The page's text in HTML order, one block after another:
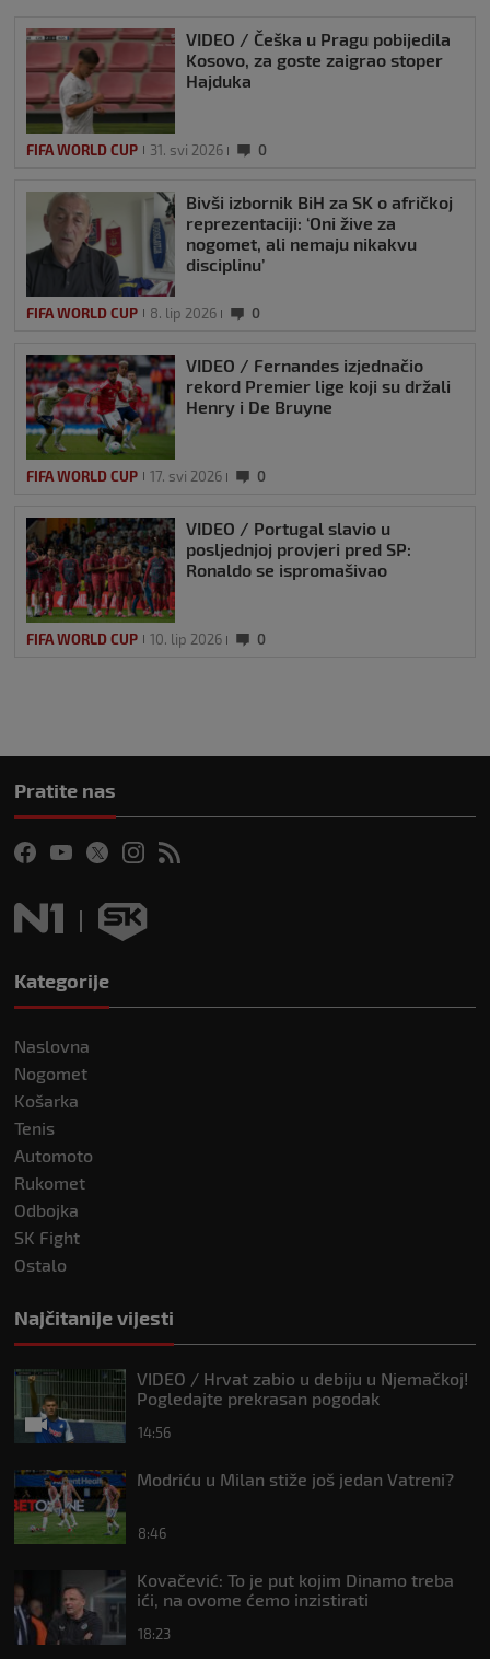
VIDEO / Češka u Pragu pobijedila
Kosovo, za goste zaigrao stoper
Hajduka
FIFA WORLD CUP 31. svi 2026 0
Bivši izbornik BiH za SK o afričkoj
reprezentaciji: ‘Oni žive za
nogomet, ali nemaju nikakvu
disciplinu’
FIFA WORLD CUP 8. lip 2026 0
VIDEO / Fernandes izjednačio
rekord Premier lige koji su držali
Henry i De Bruyne
FIFA WORLD CUP 17. svi 2026 0
VIDEO / Portugal slavio u
posljednjoj provjeri pred SP:
Ronaldo se ispromašivao
FIFA WORLD CUP 10. lip 2026 0
Pratite nas
Kategorije
Naslovna
Nogomet
Košarka
Tenis
Automoto
Rukomet
Odbojka
SK Fight
Ostalo
Najčitanije vijesti
VIDEO / Hrvat zabio u debiju u Njemačkoj!
Pogledajte prekrasan pogodak
14:56
Modriću u Milan stiže još jedan Vatreni?
8:46
Kovačević: To je put kojim Dinamo treba
ići, na ovome ćemo inzistirati
18:23